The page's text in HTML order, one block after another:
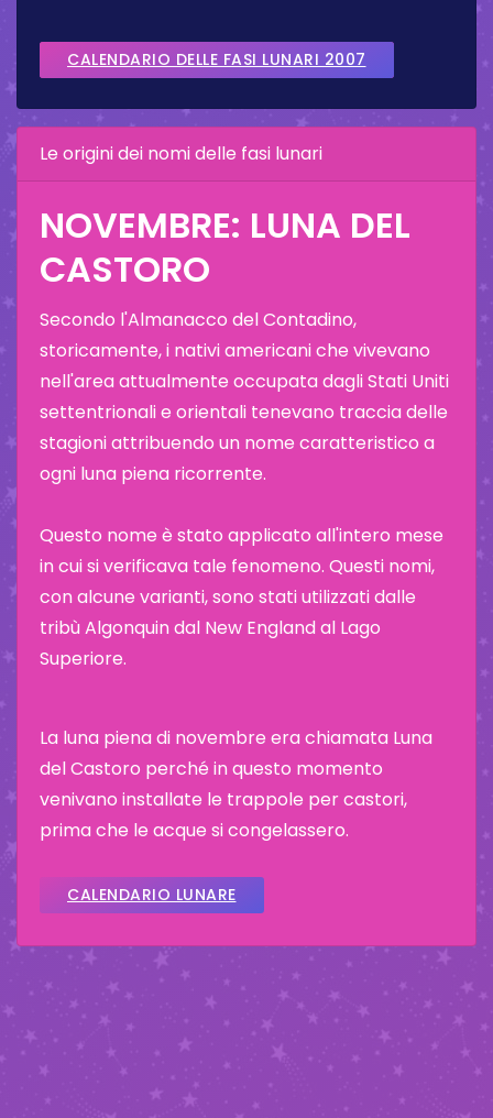
CALENDARIO DELLE FASI LUNARI 2007
Le origini dei nomi delle fasi lunari
NOVEMBRE: LUNA DEL
CASTORO
Secondo l'Almanacco del Contadino,
storicamente, i nativi americani che vivevano
nell'area attualmente occupata dagli Stati Uniti
settentrionali e orientali tenevano traccia delle
stagioni attribuendo un nome caratteristico a
ogni luna piena ricorrente.
Questo nome è stato applicato all'intero mese
in cui si verificava tale fenomeno. Questi nomi,
con alcune varianti, sono stati utilizzati dalle
tribù Algonquin dal New England al Lago
Superiore.
La luna piena di novembre era chiamata Luna
del Castoro perché in questo momento
venivano installate le trappole per castori,
prima che le acque si congelassero.
CALENDARIO LUNARE